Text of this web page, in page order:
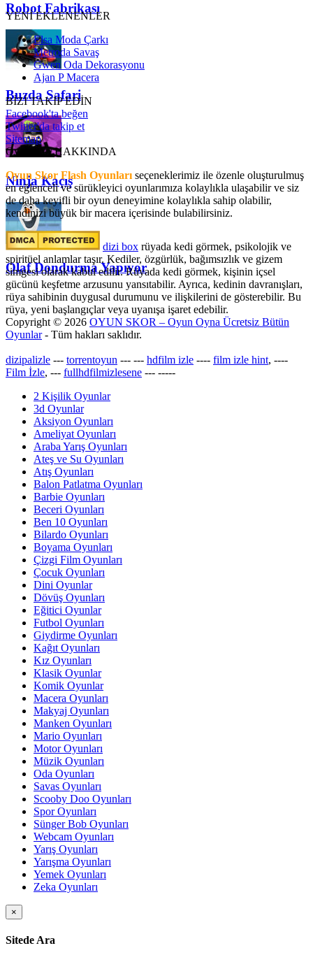
Robot Fabrikası
Buzda Safari
Ninja Kaçış
Olaf Dondurma Yapıyor
YENİ EKLENENLER
Elsa Moda Çarkı
Metroda Savaş
Gwen Oda Dekorasyonu
Ajan P Macera
BİZİ TAKİP EDİN
Facebook'ta beğen
Twitter'da takip et
Sitemap
OyunSkor HAKKINDA
Oyun Skor Flash Oyunları seçeneklerimiz ile özenle oluşturulmuş
en eğlenceli ve sürükleyici oyunlarımıza kolaylıkla ulaşabilir ve siz
de daha keyifli bir oyun deneyimine kolaylıkla sahip olabilir,
kendinizi büyük bir macera içerisinde bulabilirsiniz.
dizi box rüyada kedi görmek​, psikolojik ve
spiritüel anlamlar taşır. Kediler, özgürlük, bağımsızlık ve gizem
simgesi olarak kabul edilir. Rüyada kedi görmek, kişinin içsel
gücünü keşfetme arzusunu yansıtabilir. Ayrıca, kedinin davranışları,
rüya sahibinin duygusal durumunu ve ilişkilerini de gösterebilir. Bu
rüya, yeni başlangıçlar veya uyanışa işaret edebilir.
Copyright © 2026 OYUN SKOR – Oyun Oyna Ücretsiz Bütün
Oyunlar- Tüm hakları saklıdır.
dizipalizle --- torrentoyun --- --- hdfilm izle ---- film izle hint, ----
Film İzle, --- fullhdfilmizlesene --- -----
2 Kişilik Oyunlar
3d Oyunlar
Aksiyon Oyunları
Ameliyat Oyunları
Araba Yarış Oyunları
Ateş ve Su Oyunları
Atış Oyunları
Balon Patlatma Oyunları
Barbie Oyunları
Beceri Oyunları
Ben 10 Oyunları
Bilardo Oyunları
Boyama Oyunları
Çizgi Film Oyunları
Çocuk Oyunları
Dini Oyunlar
Dövüş Oyunları
Eğitici Oyunlar
Futbol Oyunları
Giydirme Oyunları
Kağıt Oyunları
Kız Oyunları
Klasik Oyunlar
Komik Oyunlar
Macera Oyunları
Makyaj Oyunları
Manken Oyunları
Mario Oyunları
Motor Oyunları
Müzik Oyunları
Oda Oyunları
Savas Oyunları
Scooby Doo Oyunları
Spor Oyunları
Sünger Bob Oyunları
Webcam Oyunları
Yarış Oyunları
Yarışma Oyunları
Yemek Oyunları
Zeka Oyunları
×
Sitede Ara